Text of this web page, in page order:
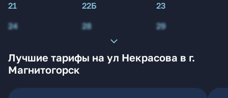
21
22Б
23
24
28 29
Лучшие тарифы на ул Некрасова в г.
Магнитогорск